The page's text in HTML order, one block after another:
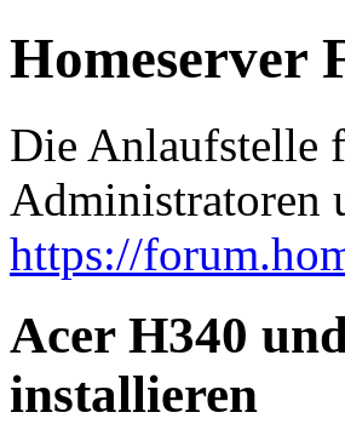
Homeserver
Die Anlaufstelle
Administratoren
https://
Acer H340
installieren